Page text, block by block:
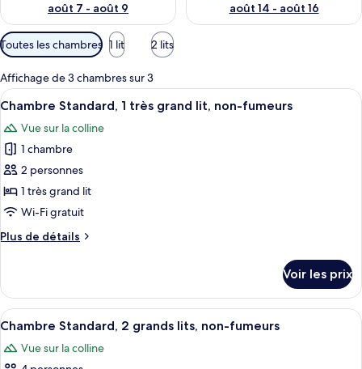
août 7 - août 9
août 14 - août 16
Filtres
disponibles
pour
les
chambres
Toutes les chambres 1 lit 2 lits
Affichage de 3 chambres sur 3
Afficher
toutes
les
photos
pour
ce
type
chambre :
très
grand
lit,
Une chambre avec un lit, un bureau
1
Chambre Standard, 1 très grand lit, non-fumeurs
Vue sur la colline
1 chambre
2 personnes
1 très grand lit
Wi-Fi gratuit
Plus de détails
Plus
le
type
de
Chambre
Voir les prix
Afficher
toutes
les
Une chambre d’hôtel avec deux lits,
2
Chambre Standard, 2 grands lits, non-fumeurs
Vue sur la colline